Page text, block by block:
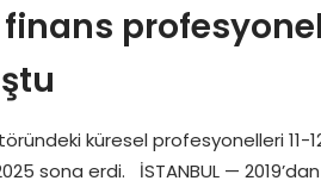
küresel profesyonelleri 11-
sona erdi. İSTANBUL —